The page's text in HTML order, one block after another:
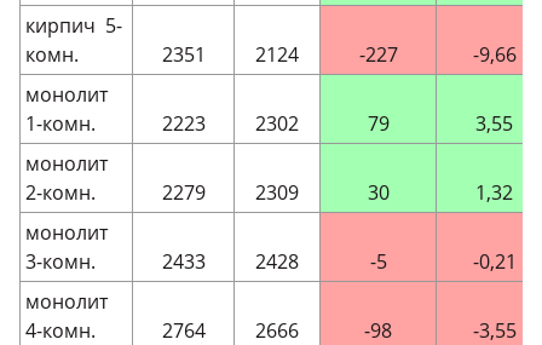
кирпич 5-
комн.
2351 2124 -227
-9,66
монолит
1-комн.
2223 2302 79
3,55
монолит
2-комн.
2279 2309 30
1,32
монолит
3-комн.
2433 2428 -5
-0,21
монолит
4-комн.
2764 2666 -98
-3,55